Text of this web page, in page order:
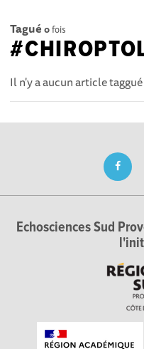
Tagué 0fois
Il n'y a aucun article
Echosciences Sud